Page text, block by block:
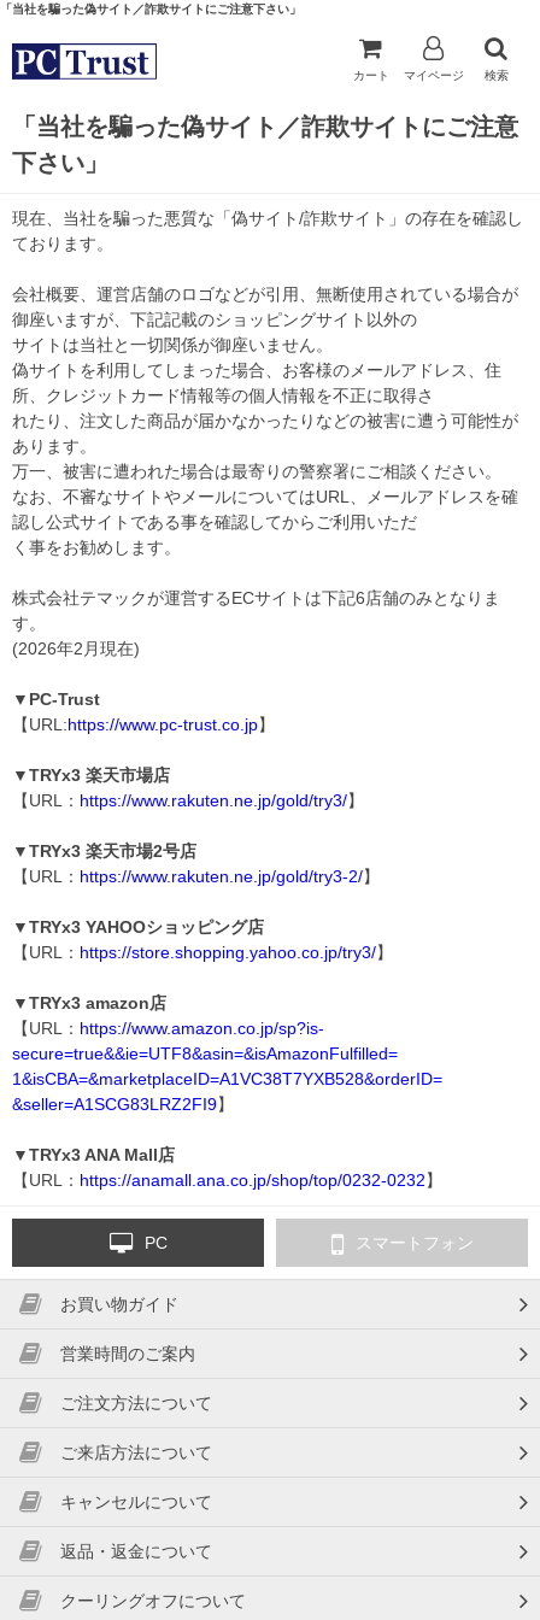
「当社を騙った偽サイト／詐欺サイトにご注意下さい」
カート マイページ 検索
「当社を騙った偽サイト／詐欺サイトにご注意
下さい」
現在、当社を騙った悪質な「偽サイト/詐欺サイト」の存在を確認し
ております。
会社概要、運営店舗のロゴなどが引用、無断使用されている場合が
御座いますが、下記記載のショッピングサイト以外の
サイトは当社と一切関係が御座いません。
偽サイトを利用してしまった場合、お客様のメールアドレス、住
所、クレジットカード情報等の個人情報を不正に取得さ
れたり、注文した商品が届かなかったりなどの被害に遭う可能性が
あります。
万一、被害に遭われた場合は最寄りの警察署にご相談ください。
なお、不審なサイトやメールについてはURL、メールアドレスを確
認し公式サイトである事を確認してからご利用いただ
く事をお勧めします。
株式会社テマックが運営するECサイトは下記6店舗のみとなりま
す。
(2026年2月現在)
▼PC-Trust
【URL:https://www.pc-trust.co.jp】
▼TRYx3 楽天市場店
【URL： https://www.rakuten.ne.jp/gold/try3/】
▼TRYx3 楽天市場2号店
【URL： https://www.rakuten.ne.jp/gold/try3-2/】
▼TRYx3 YAHOOショッピング店
【URL： https://store.shopping.yahoo.co.jp/try3/】
▼TRYx3 amazon店
【URL： https://www.amazon.co.jp/sp?is-
secure=true&&ie=UTF8&asin=&isAmazonFulfilled=
1&isCBA=&marketplaceID=A1VC38T7YXB528&orderID=
&seller=A1SCG83LRZ2FI9】
▼TRYx3 ANA Mall店
【URL： https://anamall.ana.co.jp/shop/top/0232-0232】
PC スマートフォン
お買い物ガイド
営業時間のご案内
ご注文方法について
ご来店方法について
キャンセルについて
返品・返金について
クーリングオフについて